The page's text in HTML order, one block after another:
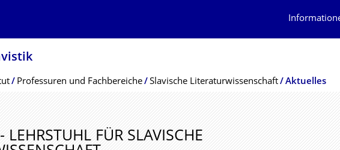
Professuren und Fachbereiche Slavische Literaturwissenschaft Aktuelles
LEHRSTUHL FÜR SLAVISCHE